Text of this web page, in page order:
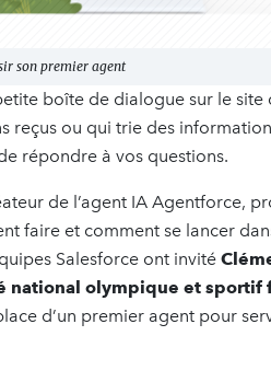
son premier agent
boîte de dialogue sur le site
reçus ou qui trie des
répondre à vos questions.
de l’agent IA Agentforce,
faire et comment se lancer
Salesforce ont invité
national olympique et sportif
d’un premier agent pour